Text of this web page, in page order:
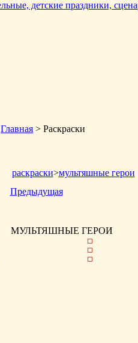
Главная > Раскраски
раскраски>мультяшные герои
Предыдущая
МУЛЬТЯШНЫЕ ГЕРОИ